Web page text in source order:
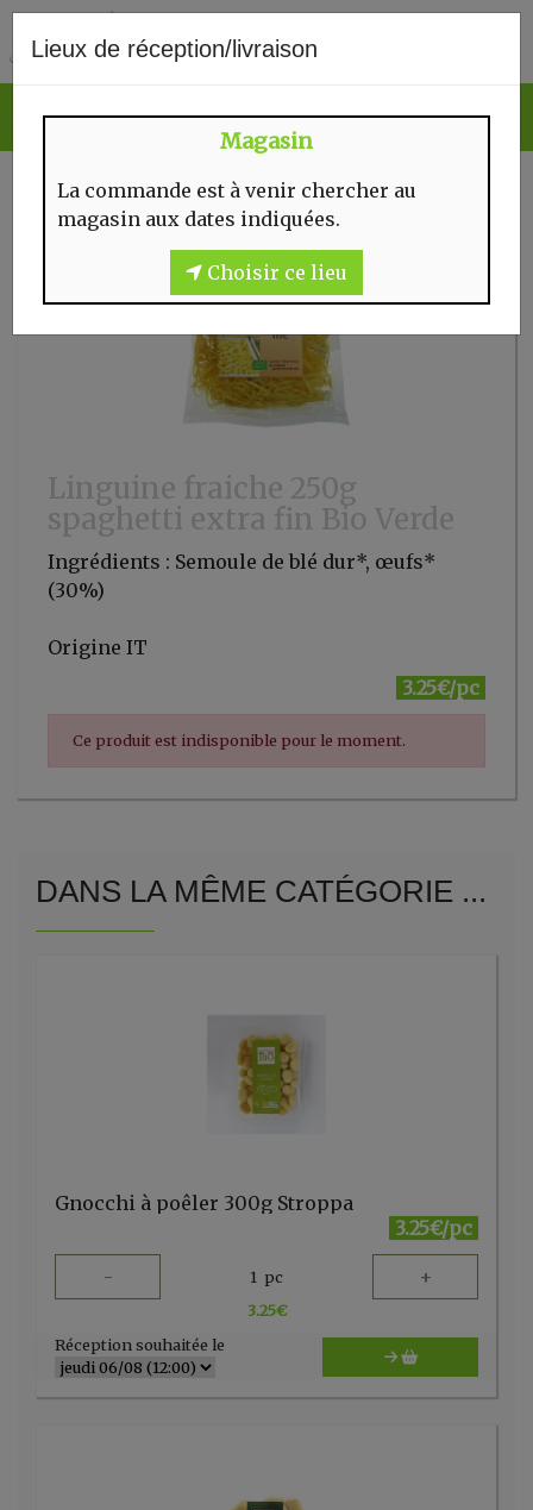
Lieux de réception/livraison
Magasin
La commande est à venir chercher au
magasin aux dates indiquées.
Choisir ce lieu
Linguine fraiche 250g
spaghetti extra fin Bio Verde
Ingrédients : Semoule de blé dur*, œufs*
(30%)
Origine IT
3.25€/pc
Ce produit est indisponible pour le moment.
DANS LA MÊME CATÉGORIE ...
Gnocchi à poêler 300g Stroppa
3.25€/pc
- 1 pc +
3.25€
Réception souhaitée le